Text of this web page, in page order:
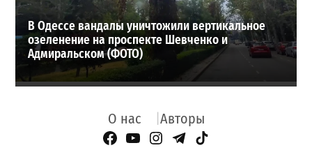
В Одессе вандалы уничтожили вертикальное
озеленение на проспекте Шевченко и
Адмиральском (ФОТО)
О нас Авторы
Facebook Page
YouTube
Instagram
Telegram
TikTok